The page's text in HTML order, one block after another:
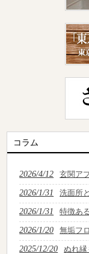
コラム
2026/4/12 玄関ア
2026/1/31 洗面所
2026/1/31 特徴あ
2026/1/20 無垢フ
2025/12/20 ぬれ縁